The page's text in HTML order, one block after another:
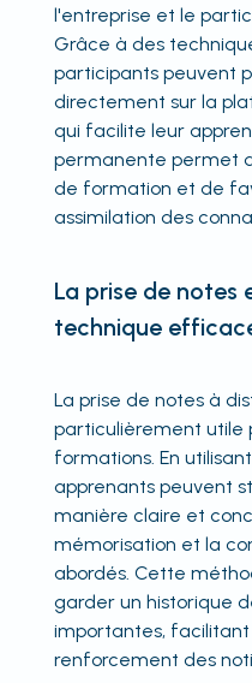
l'entreprise et le
Grâce à des
participants peuvent
directement sur la
qui facilite leur
permanente permet
de formation et de
assimilation des
La prise de notes
technique
La prise de notes à
particulièrement utile
formations. En
apprenants peuvent
manière claire et
mémorisation et la
abordés. Cette
garder un historique
importantes, facilitant
renforcement des